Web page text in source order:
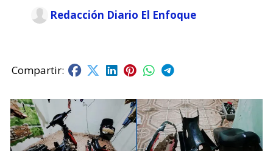
Redacción Diario El Enfoque